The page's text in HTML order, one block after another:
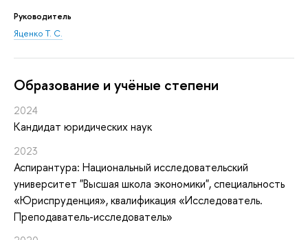
Руководитель
Яценко Т. С.
Oбразование и учёные степени
2024
Кандидат юридических наук
2023
Аспирантура: Национальный исследовательский
университет "Высшая школа экономики", специальность
«Юриспруденция», квалификация «Исследователь.
Преподаватель-исследователь»